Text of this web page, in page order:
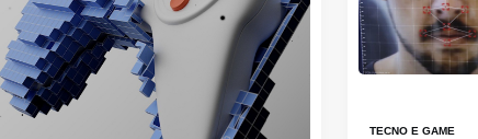
TECNO E GAME